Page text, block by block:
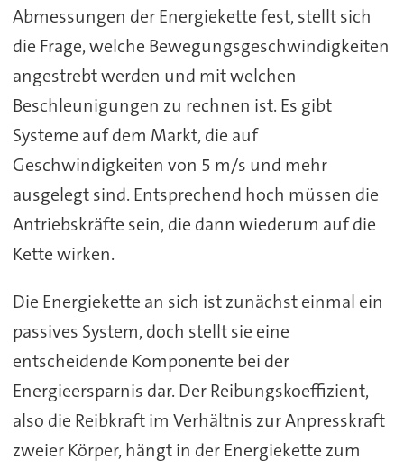
Abmessungen der Energiekette fest, stellt sich
die Frage, welche Bewegungsgeschwindigkeiten
angestrebt werden und mit welchen
Beschleunigungen zu rechnen ist. Es gibt
Systeme auf dem Markt, die auf
Geschwindigkeiten von 5 m/s und mehr
ausgelegt sind. Entsprechend hoch müssen die
Antriebskräfte sein, die dann wiederum auf die
Kette wirken.
Die Energiekette an sich ist zunächst einmal ein
passives System, doch stellt sie eine
entscheidende Komponente bei der
Energieersparnis dar. Der Reibungskoeffizient,
also die Reibkraft im Verhältnis zur Anpresskraft
zweier Körper, hängt in der Energiekette zum